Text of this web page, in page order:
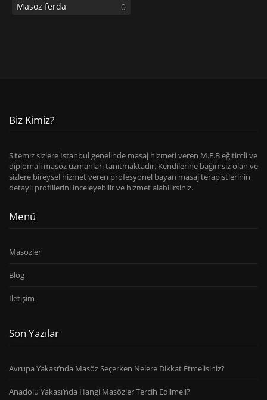
Masöz ferda 0
Biz Kimiz?
Sitemiz sizlere İstanbul genelinde masaj hizmeti veren M.E.B eğitimli ve
diplomalı masöz uzmanları tanıtmaktadır. Kendilerine bağımsız olan ve
sizlere bireysel hizmet veren profesyonel bayan masaj terapistlerinin
detaylı profillerini inceleyebilir ve hizmet alabilirsiniz.
Menü
Masozler
Blog
İletişim
Son Yazılar
Avrupa Yakası’nda Masöz Seçerken Nelere Dikkat Etmelisiniz?
Anadolu Yakası’nda Hangi Masözler Tercih Edilmeli?